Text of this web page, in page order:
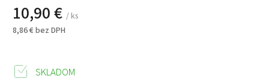
10,90 € / ks
8,86 € bez DPH
SKLADOM